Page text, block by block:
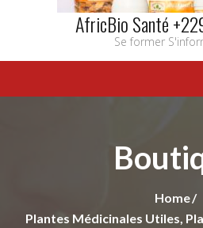
AfricBio Santé
Se former
Home
Plantes Médicinales Utiles,